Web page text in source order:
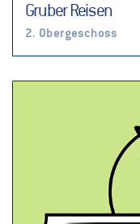
Gruber Reisen
2. Obergeschoss